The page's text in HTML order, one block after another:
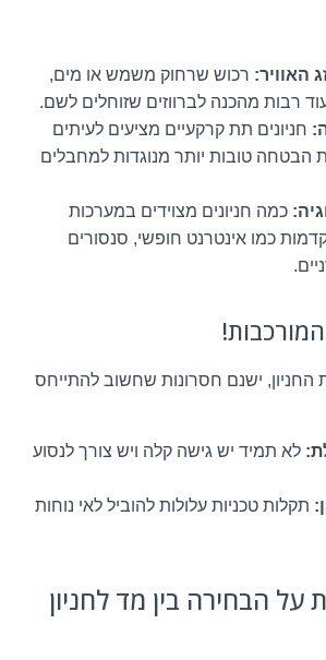
האוויר: רכוש שרחוק משמש או מים,
רבות מהכנה לברווזים שזוחלים לשם.
חניונים תת קרקעיים מציעים לעיתים
הבטחה טובות יותר מנוגדות למחבלים
כמה חניונים מצוידים במערכות
כמו אינטרנט חופשי, סנסורים
החניון, ישנם חסרונות שחשוב להתייחס
לא תמיד יש גישה קלה ויש צורך לנסוע
תקלות טכניות עלולות להוביל לאי נוחות
על הבחירה בין מד לחניון